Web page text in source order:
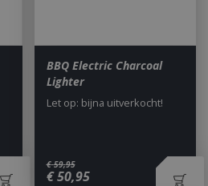
BBQ Electric Charcoal
Lighter
€ 59,95
€ 50,95
Let op: bijna uitverkocht!